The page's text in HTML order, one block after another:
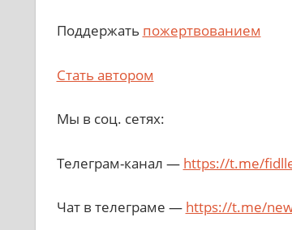
Поддержать пожертвованием
Стать автором
Мы в соц. сетях:
Телеграм-канал — https://t.me/
Чат в телеграме — https://t.me/